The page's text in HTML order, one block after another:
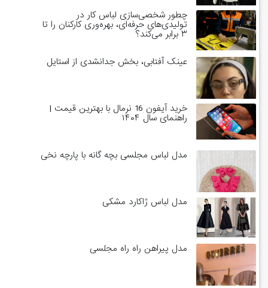
چطور شخصی‌سازی لباس کار در
تولیدی‌های حرفه‌ای، بهره‌وری کارکنان را تا
۳ برابر می‌کند؟
عینک آفتابی، بخش جدانشدی از استایل
خرید آیفون 16 نرمال با بهترین قیمت |
راهنمای سال ۱۴۰۴
مدل لباس مجلسی بچه گانه با پارچه نخی
مدل لباس ژاکارد مشکی
مدل پیراهن راه راه مجلسی